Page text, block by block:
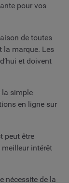
pour vos
de toutes
la marque. Les
et doivent
la simple
en ligne sur
peut être
intérêt
nécessite de la